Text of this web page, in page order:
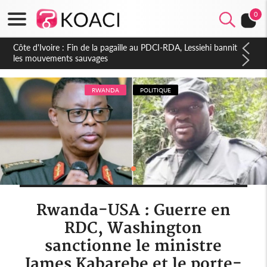
0
Côte d'Ivoire : Ouattara promet des sanctions contre les
déguerpissements illégaux
RWANDA POLITIQUE
Rwanda-USA : Guerre en
RDC, Washington
sanctionne le ministre